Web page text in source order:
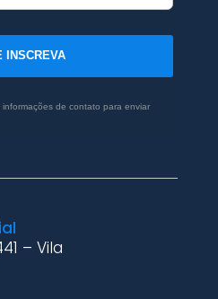
INSCREVA
de contato para enviar
– Vila